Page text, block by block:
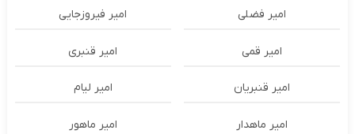
امیر فضلی امیر فیروزجایی
امیر قمی امیر قنبری
امیر قنبریان امیر لیام
امیر ماهدار امیر ماهور